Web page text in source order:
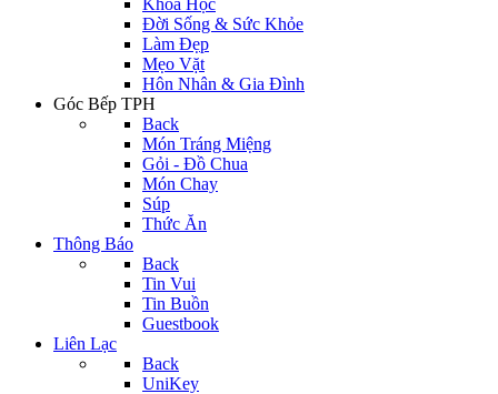
Khoa Học
Đời Sống & Sức Khỏe
Làm Đẹp
Mẹo Vặt
Hôn Nhân & Gia Đình
Góc Bếp TPH
Back
Món Tráng Miệng
Gỏi - Đồ Chua
Món Chay
Súp
Thức Ăn
Thông Báo
Back
Tin Vui
Tin Buồn
Guestbook
Liên Lạc
Back
UniKey